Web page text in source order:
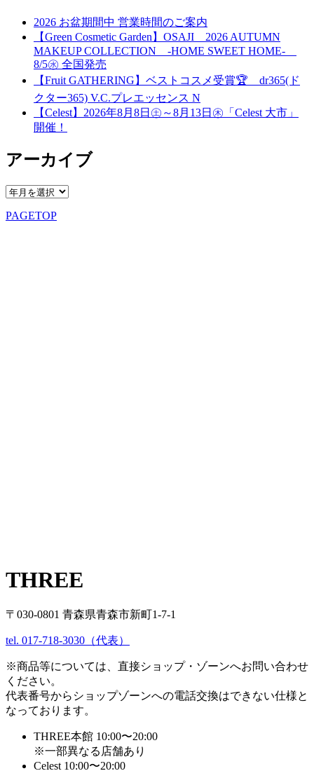
2026 お盆期間中 営業時間のご案内
【Green Cosmetic Garden】OSAJI 2026 AUTUMN
MAKEUP COLLECTION -HOME SWEET HOME-
8/5㊌ 全国発売
【Fruit GATHERING】ベストコスメ受賞🏆 dr365(ド
クター365) V.C.プレエッセンス N
【Celest】2026年8月8日㊏～8月13日㊍「Celest 大市」
開催！
アーカイブ
PAGETOP
THREE
〒030-0801 青森県青森市新町1-7-1
tel. 017-718-3030（代表）
※商品等については、直接ショップ・ゾーンへお問い合わせ
ください。
代表番号からショップゾーンへの電話交換はできない仕様と
なっております。
THREE本館 10:00〜20:00
※一部異なる店舗あり
Celest 10:00〜20:00